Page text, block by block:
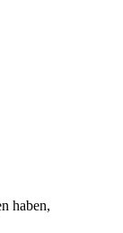
haben,